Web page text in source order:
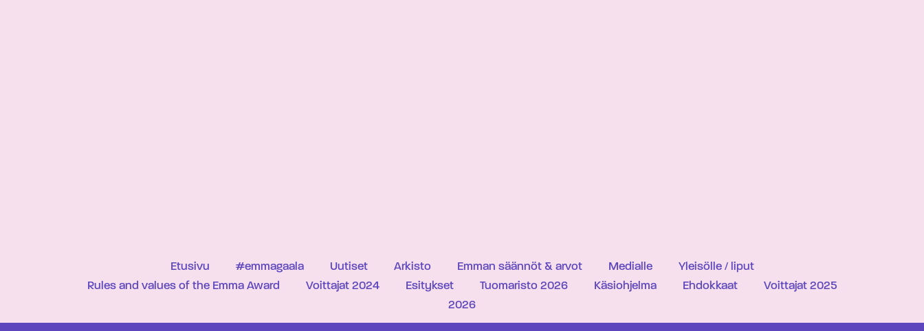
Etusivu #emmagaala Uutiset Arkisto Emman säännöt & arvot Medialle
Yleisölle / liput
Rules and values of the Emma Award
Voittajat 2024 Esitykset Tuomaristo 2026 Käsiohjelma Ehdokkaat
Voittajat 2025
2026